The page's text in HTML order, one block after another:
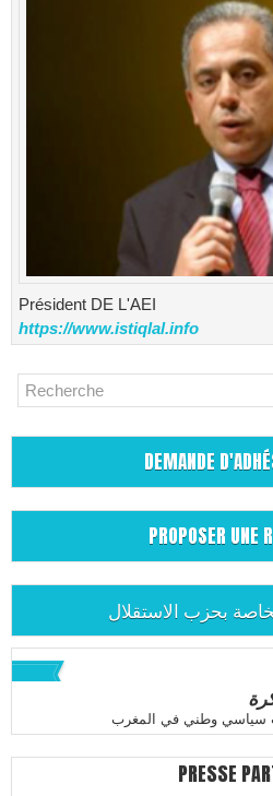
Président DE L'AEI
https://www.istiqlal.info
DEMANDE
PROPOSER UNE
بحزب الاستقلال
سياسي وطني في المغرب
PRESSE